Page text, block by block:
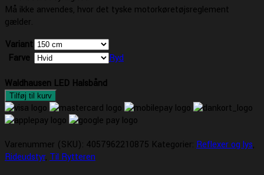
Må ikke anvendes, hvor det tyske motorkøretøjsreglement
gælder.
Variant
Farve
Ryd
Waldhausen LED Halsbånd
Tilføj til kurv
Varenummer (SKU): 4057962210875 Kategorier: Reflexer og lys,
Rideudstyr, Til Rytteren